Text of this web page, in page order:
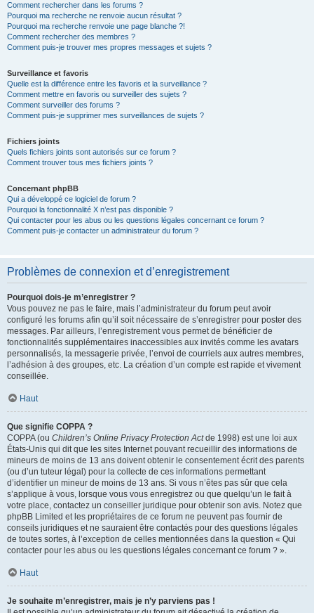
Comment rechercher dans les forums ?
Pourquoi ma recherche ne renvoie aucun résultat ?
Pourquoi ma recherche renvoie une page blanche ?!
Comment rechercher des membres ?
Comment puis-je trouver mes propres messages et sujets ?
Surveillance et favoris
Quelle est la différence entre les favoris et la surveillance ?
Comment mettre en favoris ou surveiller des sujets ?
Comment surveiller des forums ?
Comment puis-je supprimer mes surveillances de sujets ?
Fichiers joints
Quels fichiers joints sont autorisés sur ce forum ?
Comment trouver tous mes fichiers joints ?
Concernant phpBB
Qui a développé ce logiciel de forum ?
Pourquoi la fonctionnalité X n’est pas disponible ?
Qui contacter pour les abus ou les questions légales concernant ce forum ?
Comment puis-je contacter un administrateur du forum ?
Problèmes de connexion et d’enregistrement
Pourquoi dois-je m’enregistrer ?
Vous pouvez ne pas le faire, mais l’administrateur du forum peut avoir
configuré les forums afin qu’il soit nécessaire de s’enregistrer pour poster des
messages. Par ailleurs, l’enregistrement vous permet de bénéficier de
fonctionnalités supplémentaires inaccessibles aux invités comme les avatars
personnalisés, la messagerie privée, l’envoi de courriels aux autres membres,
l’adhésion à des groupes, etc. La création d’un compte est rapide et vivement
conseillée.
Haut
Que signifie COPPA ?
COPPA (ou Children’s Online Privacy Protection Actde 1998) est une loi aux
États-Unis qui dit que les sites Internet pouvant recueillir des informations de
mineurs de moins de 13 ans doivent obtenir le consentement écrit des parents
(ou d’un tuteur légal) pour la collecte de ces informations permettant
d’identifier un mineur de moins de 13 ans. Si vous n’êtes pas sûr que cela
s’applique à vous, lorsque vous vous enregistrez ou que quelqu’un le fait à
votre place, contactez un conseiller juridique pour obtenir son avis. Notez que
phpBB Limited et les propriétaires de ce forum ne peuvent pas fournir de
conseils juridiques et ne sauraient être contactés pour des questions légales
de toutes sortes, à l’exception de celles mentionnées dans la question « Qui
contacter pour les abus ou les questions légales concernant ce forum ? ».
Haut
Je souhaite m’enregistrer, mais je n’y parviens pas !